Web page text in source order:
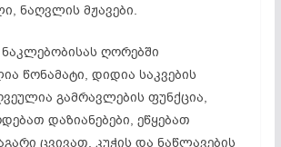
ნაღვლის მჟავები.
ღორებში
წონამატი, დიდია საკვების
გამრავლების ფუნქცია,
დაზიანებები, ეწყებათ
ცვივათ, კუჭის და ნაწლავების